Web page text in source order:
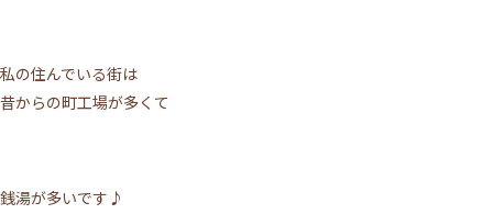
私の住んでいる街は
昔からの町工場が多くて
銭湯が多いです♪